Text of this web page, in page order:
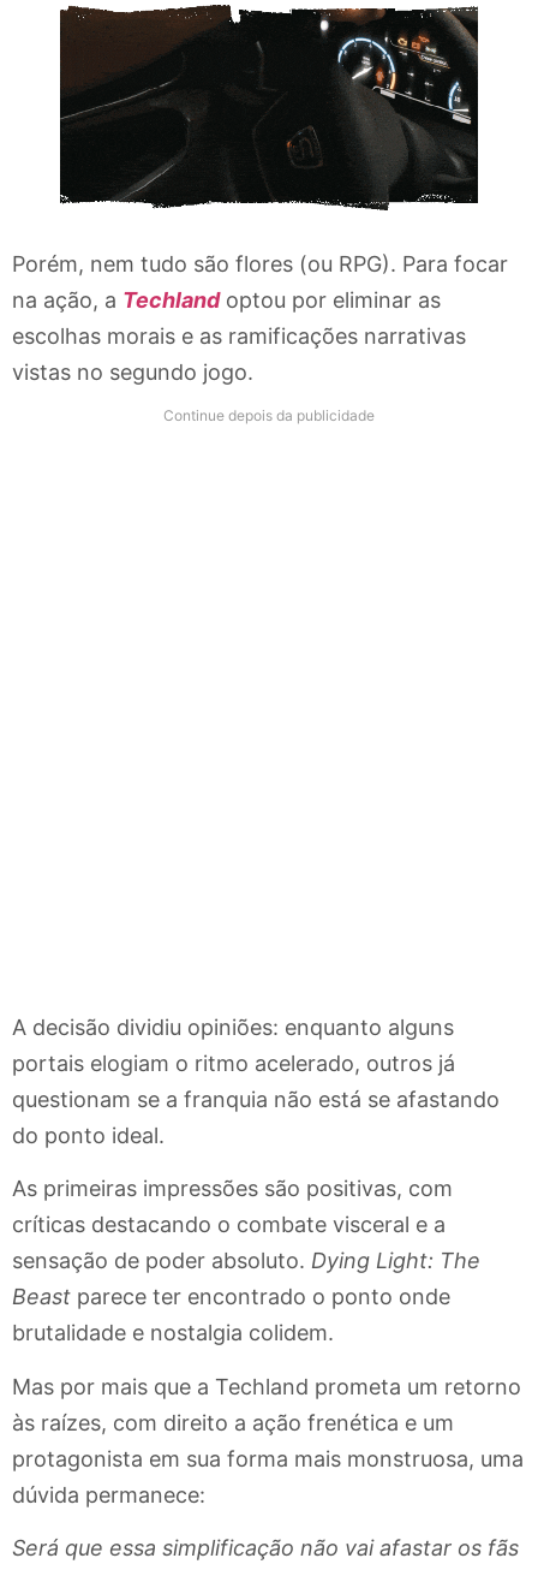
Porém, nem tudo são flores (ou RPG). Para focar
na ação, a Techlandoptou por eliminar as
escolhas morais e as ramificações narrativas
vistas no segundo jogo.
Continue depois da publicidade
A decisão dividiu opiniões: enquanto alguns
portais elogiam o ritmo acelerado, outros já
questionam se a franquia não está se afastando
do ponto ideal.
As primeiras impressões são positivas, com
críticas destacando o combate visceral e a
sensação de poder absoluto. Dying Light: The
Beast parece ter encontrado o ponto onde
brutalidade e nostalgia colidem.
Mas por mais que a Techland prometa um retorno
às raízes, com direito a ação frenética e um
protagonista em sua forma mais monstruosa, uma
dúvida permanece:
Será que essa simplificação não vai afastar os fãs